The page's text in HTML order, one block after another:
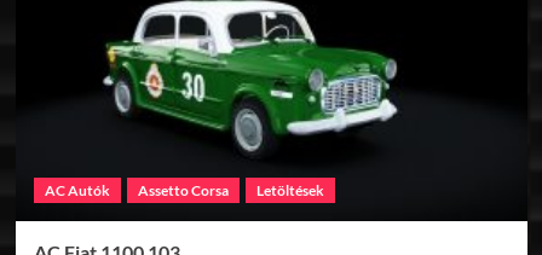
AC Autók Assetto Corsa Letöltések